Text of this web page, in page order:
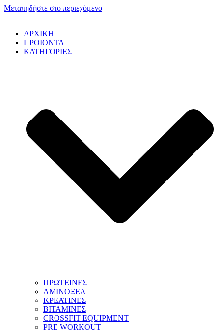
Μεταπηδήστε στο περιεχόμενο
ΑΡΧΙΚΗ
ΠΡΟΙΟΝΤΑ
ΚΑΤΗΓΟΡΙΕΣ
ΠΡΩΤΕΙΝΕΣ
ΑΜΙΝΟΞΕΑ
ΚΡΕΑΤΙΝΕΣ
ΒΙΤΑΜΙΝΕΣ
CROSSFIT EQUIPMENT
PRE WORKOUT